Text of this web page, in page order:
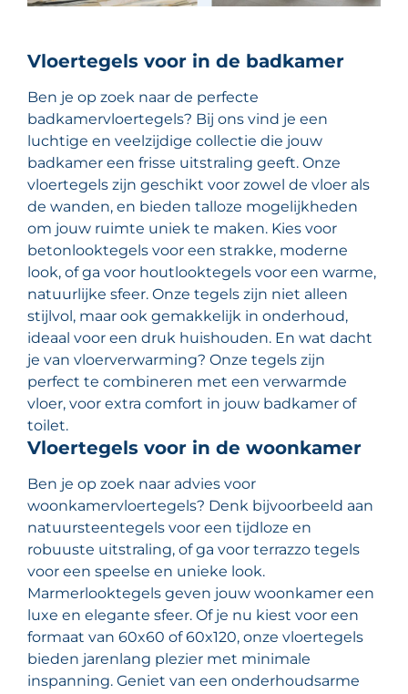
Vloertegels voor in de badkamer
Ben je op zoek naar de perfecte
badkamervloertegels? Bij ons vind je een
luchtige en veelzijdige collectie die jouw
badkamer een frisse uitstraling geeft. Onze
vloertegels zijn geschikt voor zowel de vloer als
de wanden, en bieden talloze mogelijkheden
om jouw ruimte uniek te maken. Kies voor
betonlooktegels voor een strakke, moderne
look, of ga voor houtlooktegels voor een warme,
natuurlijke sfeer. Onze tegels zijn niet alleen
stijlvol, maar ook gemakkelijk in onderhoud,
ideaal voor een druk huishouden. En wat dacht
je van vloerverwarming? Onze tegels zijn
perfect te combineren met een verwarmde
vloer, voor extra comfort in jouw badkamer of
toilet.
Vloertegels voor in de woonkamer
Ben je op zoek naar advies voor
woonkamervloertegels? Denk bijvoorbeeld aan
natuursteentegels voor een tijdloze en
robuuste uitstraling, of ga voor terrazzo tegels
voor een speelse en unieke look.
Marmerlooktegels geven jouw woonkamer een
luxe en elegante sfeer. Of je nu kiest voor een
formaat van 60x60 of 60x120, onze vloertegels
bieden jarenlang plezier met minimale
inspanning. Geniet van een onderhoudsarme